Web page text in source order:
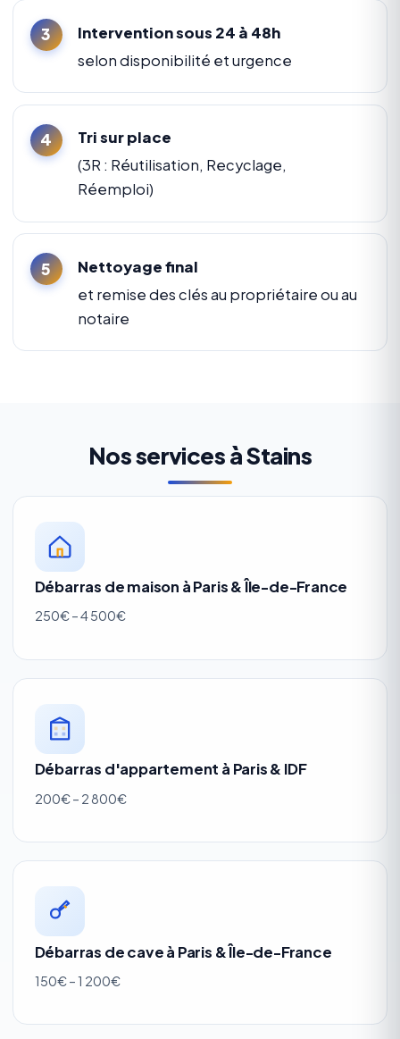
Intervention sous 24 à 48h
selon disponibilité et urgence
Tri sur place
(3R : Réutilisation, Recyclage,
Réemploi)
Nettoyage final
et remise des clés au propriétaire ou au
notaire
Nos services à Stains
Débarras de maison à Paris & Île-de-France
250€ – 4 500€
Débarras d'appartement à Paris & IDF
200€ – 2 800€
Débarras de cave à Paris & Île-de-France
150€ – 1 200€